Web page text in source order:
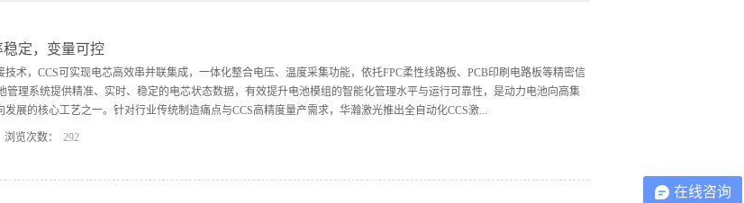
精准控热：激光热影响区≤0.1mm，精准控制焊接热输入范围，不灼伤FPC柔性板、绝缘基
材及周边精密元器件，实现真正意义的无损精密焊接；✅ 高稳定能量输出：搭载激光能量
动态闭环控制系统，将能量波动误差严控在±1%以内，保证每颗焊点熔深、成型状态、热输
等核心参数全程实时记录、可溯源分析，完全匹配动力电池严苛的质控与生产合规要求；✅
稳定，变量可控
术，CCS可实现电芯高效串并联集成，一体化整合电压、温度采集功能，依托FPC柔性线路板、PCB印刷电路板等精密信
管理系统提供精准、实时、稳定的电芯状态数据，有效提升电池模组的智能化管理水平与运行可靠性，是动力电池向高集
发展的核心工艺之一。针对行业传统制造痛点与CCS高精度量产需求，华瀚激光推出全自动化CCS激...
浏览次数： 292
在线咨询